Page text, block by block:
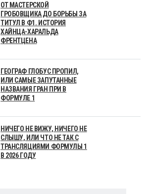
ОТ МАСТЕРСКОЙ
ГРОБОВЩИКА ДО БОРЬБЫ ЗА
ТИТУЛ В Ф1. ИСТОРИЯ
ХАЙНЦА-ХАРАЛЬДА
ФРЕНТЦЕНА
ГЕОГРАФ ГЛОБУС ПРОПИЛ,
ИЛИ САМЫЕ ЗАПУТАННЫЕ
НАЗВАНИЯ ГРАН ПРИ В
ФОРМУЛЕ 1
НИЧЕГО НЕ ВИЖУ, НИЧЕГО НЕ
СЛЫШУ, ИЛИ ЧТО НЕ ТАК С
ТРАНСЛЯЦИЯМИ ФОРМУЛЫ 1
В 2026 ГОДУ